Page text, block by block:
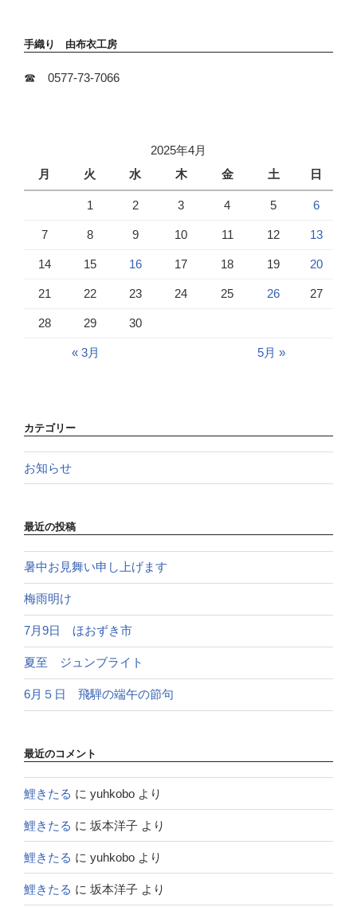
手織り 由布衣工房
☎ 0577-73-7066
2025年4月
月
火 水 木 金 土 日
1 2 3 4 5 6
7 8 9 10 11 12 13
14 15 16 17 18 19 20
21 22 23 24 25 26 27
28 29 30
« 3月 5月 »
カテゴリー
お知らせ
最近の投稿
暑中お見舞い申し上げます
梅雨明け
7月9日 ほおずき市
夏至 ジュンブライト
6月５日 飛騨の端午の節句
最近のコメント
鯉きたる に yuhkobo より
鯉きたる に 坂本洋子 より
鯉きたる に yuhkobo より
鯉きたる に 坂本洋子 より